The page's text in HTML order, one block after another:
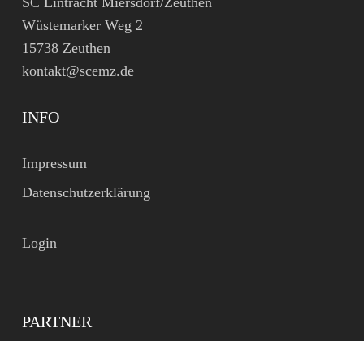
Wüstemarker Weg 2
15738 Zeuthen
kontakt@scemz.de
INFO
Impressum
Datenschutzerklärung
Login
PARTNER